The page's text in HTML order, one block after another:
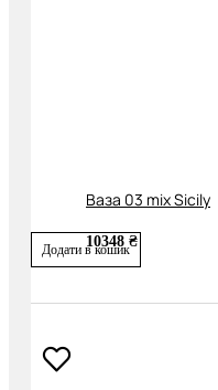
Ваза 03 mix Sicily
10348 ₴
Додати в кошик